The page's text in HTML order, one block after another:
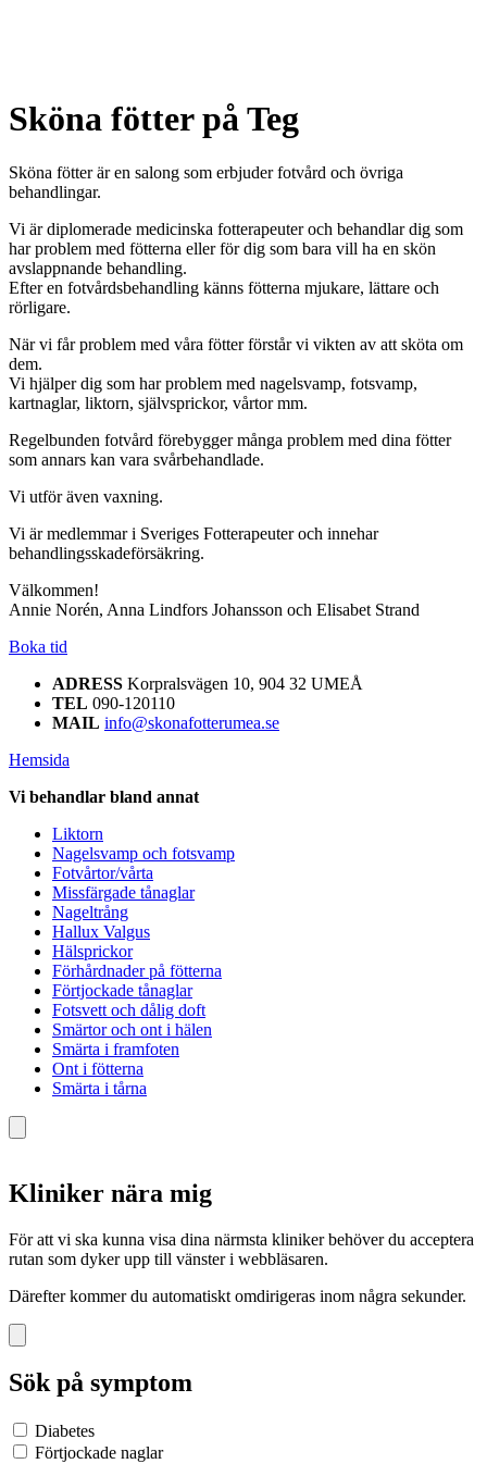
Sköna fötter på Teg
Sköna fötter är en salong som erbjuder fotvård och övriga
behandlingar.
Vi är diplomerade medicinska fotterapeuter och behandlar dig som
har problem med fötterna eller för dig som bara vill ha en skön
avslappnande behandling.
Efter en fotvårdsbehandling känns fötterna mjukare, lättare och
rörligare.
När vi får problem med våra fötter förstår vi vikten av att sköta om
dem.
Vi hjälper dig som har problem med nagelsvamp, fotsvamp,
kartnaglar, liktorn, självsprickor, vårtor mm.
Regelbunden fotvård förebygger många problem med dina fötter
som annars kan vara svårbehandlade.
Vi utför även vaxning.
Vi är medlemmar i Sveriges Fotterapeuter och innehar
behandlingsskadeförsäkring.
Välkommen!
Annie Norén, Anna Lindfors Johansson och Elisabet Strand
Boka tid
ADRESS Korpralsvägen 10, 904 32 UMEÅ
TEL 090-120110
MAIL info@skonafotterumea.se
Hemsida
Vi behandlar bland annat
Liktorn
Nagelsvamp och fotsvamp
Fotvårtor/vårta
Missfärgade tånaglar
Nageltrång
Hallux Valgus
Hälsprickor
Förhårdnader på fötterna
Förtjockade tånaglar
Fotsvett och dålig doft
Smärtor och ont i hälen
Smärta i framfoten
Ont i fötterna
Smärta i tårna
Kliniker nära mig
För att vi ska kunna visa dina närmsta kliniker behöver du acceptera
rutan som dyker upp till vänster i webbläsaren.
Därefter kommer du automatiskt omdirigeras inom några sekunder.
Sök på symptom
Diabetes
Förtjockade naglar